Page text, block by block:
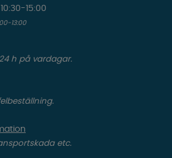
15:00
13:00
h på vardagar.
etc.